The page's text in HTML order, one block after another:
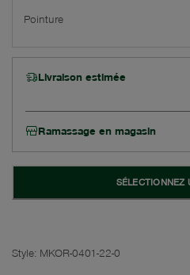
Pointure
Livraison estimée
Ramassage en magasin
SÉLECTIONNEZ
Style: MKOR-0401-22-0